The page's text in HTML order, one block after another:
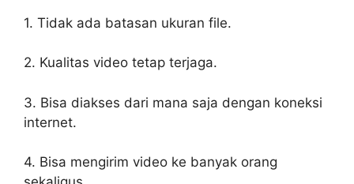
1. Tidak ada batasan ukuran file.
2. Kualitas video tetap terjaga.
3. Bisa diakses dari mana saja dengan koneksi
internet.
4. Bisa mengirim video ke banyak orang